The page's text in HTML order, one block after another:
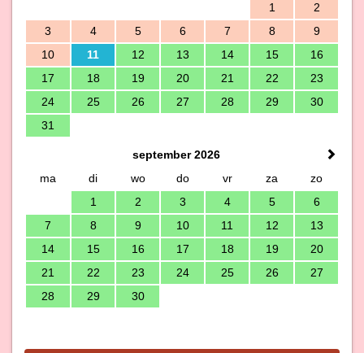
1
2
3
4 5 6 7 8
9
10
11 12 13 14 15
16
17
18 19 20 21 22
23
24
25 26 27 28 29
30
31
september 2026
ma
di wo do vr za
zo
1
2 3 4 5
6
7
8 9 10 11 12
13
14
15 16 17 18 19
20
21
22 23 24 25 26
27
28
29 30